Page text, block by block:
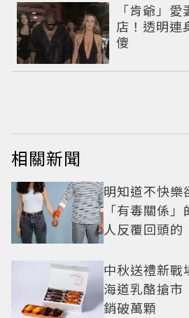
「肯爺」
店！透明連
傻
相關新聞
明知道不快樂
「有毒關係
人反覆回頭的
中秋送禮新戰
海道乳酪搶
銷破萬顆